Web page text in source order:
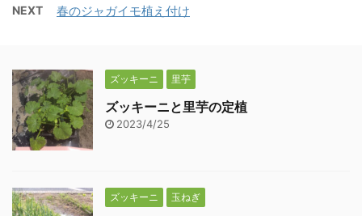
NEXT 春のジャガイモ植え付け
ズッキーニ 里芋
ズッキーニと里芋の定植
2023/4/25
ズッキーニ 玉ねぎ